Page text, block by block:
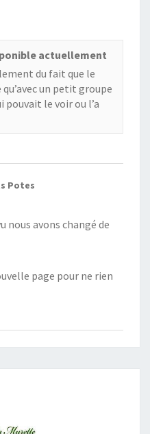
actuellement
du fait que le
un petit groupe
pouvait le voir ou l’a
Potes
nous avons changé de
page pour ne rien